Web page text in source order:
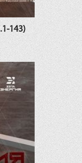
143)